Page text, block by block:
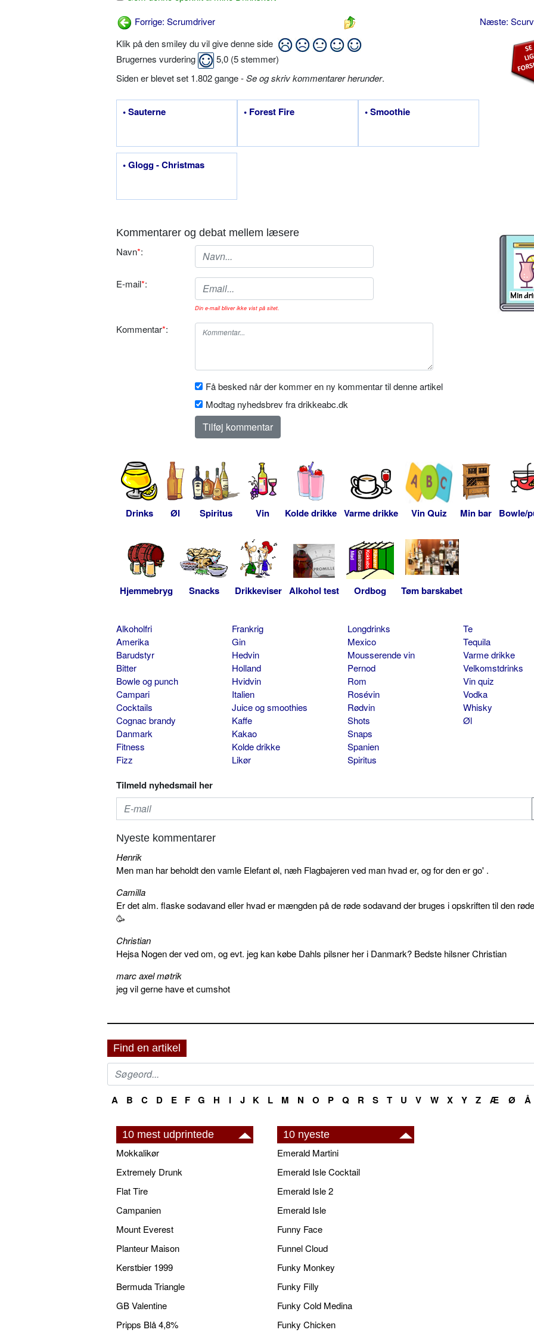
Forrige: Scrumdriver
Næste:
Klik på den smiley du vil give denne side
Brugernes vurdering
5,0 (5stemmer)
Siden er blevet set 1.802 gange -Se og skriv kommentarer herunder.
• Sauterne • Forest Fire • Smoothie
• Glogg - Christmas
Kommentarer og debat mellem læsere
Navn*:
E-mail*:
Din e-mail bliver ikke vist på sitet.
Kommentar*:
Få besked når der kommer en ny kommentar til denne artikel
Modtag nyhedsbrev fra drikkeabc.dk
Drinks Øl Spiritus Vin Kolde drikke Varme drikke Vin Quiz Min bar Bowle/
Hjemmebryg Snacks Drikkeviser Alkohol test Ordbog Tøm barskabet
Alkoholfri
Amerika
Barudstyr
Bitter
Bowle og punch
Campari
Cocktails
Cognac brandy
Danmark
Fitness
Fizz
Frankrig
Gin
Hedvin
Holland
Hvidvin
Italien
Juice og smoothies
Kaffe
Kakao
Kolde drikke
Likør
Longdrinks
Mexico
Mousserende vin
Pernod
Rom
Rosévin
Rødvin
Shots
Snaps
Spanien
Spiritus
Te
Tequila
Varme drikke
Velkomstdrinks
Vin quiz
Vodka
Whisky
Øl
Tilmeld nyhedsmail her
Nyeste kommentarer
Henrik
Men man har beholdt den vamle Elefant øl, næh Flagbajeren ved man hvad er, og for den er go' .
Camilla
Er det alm. flaske sodavand eller hvad er mængden på de røde sodavand der bruges i opskriften til den
🥳
Christian
Hejsa Nogen der ved om, og evt. jeg kan købe Dahls pilsner her i Danmark? Bedste hilsner Christian
marc axel møtrik
jeg vil gerne have et cumshot
Find en artikel
A B C D E F G H I J K L M N O P Q R S T U V W X Y Z Æ Ø Å
10 mest udprintede
Mokkalikør
Extremely Drunk
Flat Tire
Campanien
Mount Everest
Planteur Maison
Kerstbier 1999
Bermuda Triangle
GB Valentine
Pripps Blå 4,8%
10 nyeste
Emerald Martini
Emerald Isle Cocktail
Emerald Isle 2
Emerald Isle
Funny Face
Funnel Cloud
Funky Monkey
Funky Filly
Funky Cold Medina
Funky Chicken